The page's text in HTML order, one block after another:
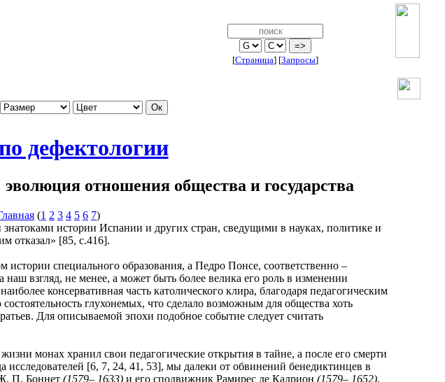
[Страница] [Запросы]
дефектологии
отношения общества и государства
(1 2 3 4 5 6 7)
истории Испании и других стран, сведущими в науках, политике и
отказал» [85, с.416].
истории специального образования, а Педро Понсе, соответственно –
взгляд, не менее, а может быть более велика его роль в изменении
консервативная часть католического клира, благодаря педагогическим
глухонемых, что сделало возможным для общества хоть
Для описываемой эпохи подобное событие следует считать
монах хранил свои педагогические открытия в тайне, а после его смерти
исследователей [6, 7, 24, 41, 53], мы далеки от обвинений бенедиктинцев в
П. Боннет (1579– 1633)и его сподвижник Рамирес де Кадрион (1579– 1652),